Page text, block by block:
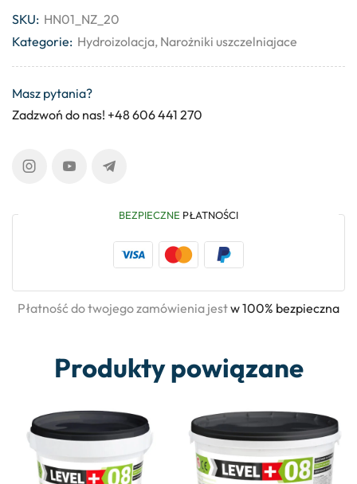
SKU: HN01_NZ_20
Kategorie: Hydroizolacja, Narożniki uszczelniajace
Masz pytania?
Zadzwoń do nas! +48 606 441 270
BEZPIECZNE PŁATNOŚCI
Płatność do twojego zamówienia jestw 100% bezpieczna
Produkty powiązane